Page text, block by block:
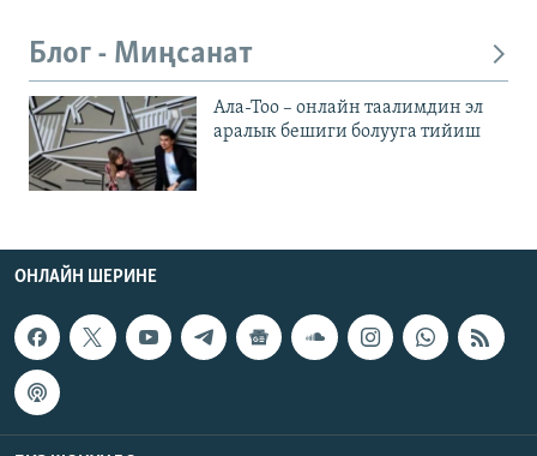
Блог - Миңсанат
Ала-Тоо – онлайн таалимдин эл
аралык бешиги болууга тийиш
ОНЛАЙН ШЕРИНЕ